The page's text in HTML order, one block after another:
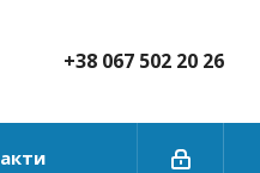
+38 067 502 20 26